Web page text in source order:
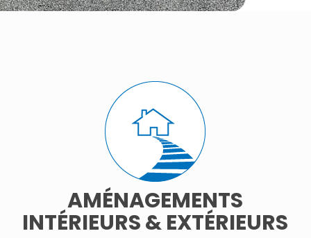
AMÉNAGEMENTS
INTÉRIEURS & EXTÉRIEURS